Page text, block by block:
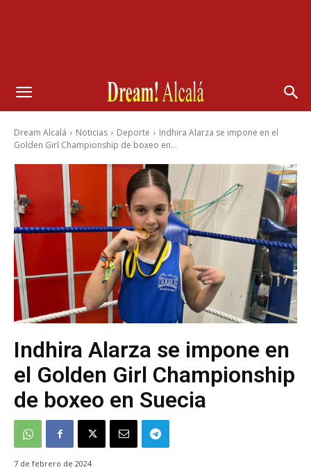
Dream Alcalá Noticias Deporte
Indhira Alarza se impone en el
Golden Girl Championship de boxeo en...
Indhira Alarza se impone en
el Golden Girl Championship
de boxeo en Suecia
7 de febrero de 2024